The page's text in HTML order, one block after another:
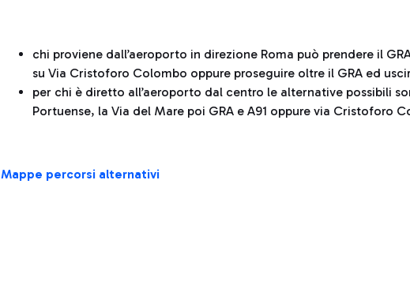
chi proviene dall’aeroporto in direzione Roma può prendere il
su Via Cristoforo Colombo oppure proseguire oltre il GRA ed
per chi è diretto all’aeroporto dal centro le alternative possibili
Portuense, la Via del Mare poi GRA e A91 oppure via Cristoforo
Mappe percorsi alternativi